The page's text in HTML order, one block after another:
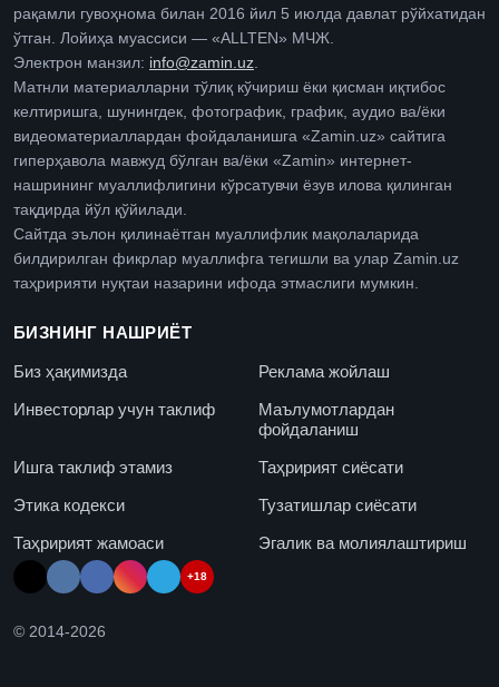
рақамли гувоҳнома билан 2016 йил 5 июлда давлат рўйхатидан
ўтган. Лойиҳа муассиси — «ALLTEN» МЧЖ.
Электрон манзил: info@zamin.uz.
Матнли материалларни тўлиқ кўчириш ёки қисман иқтибос
келтиришга, шунингдек, фотографик, график, аудио ва/ёки
видеоматериаллардан фойдаланишга «Zamin.uz» сайтига
гиперҳавола мавжуд бўлган ва/ёки «Zamin» интернет-
нашрининг муаллифлигини кўрсатувчи ёзув илова қилинган
тақдирда йўл қўйилади.
Сайтда эълон қилинаётган муаллифлик мақолаларида
билдирилган фикрлар муаллифга тегишли ва улар Zamin.uz
таҳририяти нуқтаи назарини ифода этмаслиги мумкин.
БИЗНИНГ НАШРИЁТ
Биз ҳақимизда
Реклама жойлаш
Инвесторлар учун таклиф
Маълумотлардан
фойдаланиш
Ишга таклиф этамиз
Таҳририят сиёсати
Этика кодекси
Тузатишлар сиёсати
Таҳририят жамоаси
Эгалик ва молиялаштириш
+18
© 2014-2026